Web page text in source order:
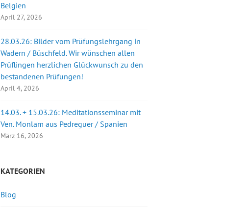
Belgien
April 27, 2026
28.03.26: Bilder vom Prüfungslehrgang in
Wadern / Büschfeld. Wir wünschen allen
Prüflingen herzlichen Glückwunsch zu den
bestandenen Prüfungen!
April 4, 2026
14.03. + 15.03.26: Meditationsseminar mit
Ven. Monlam aus Pedreguer / Spanien
März 16, 2026
KATEGORIEN
Blog